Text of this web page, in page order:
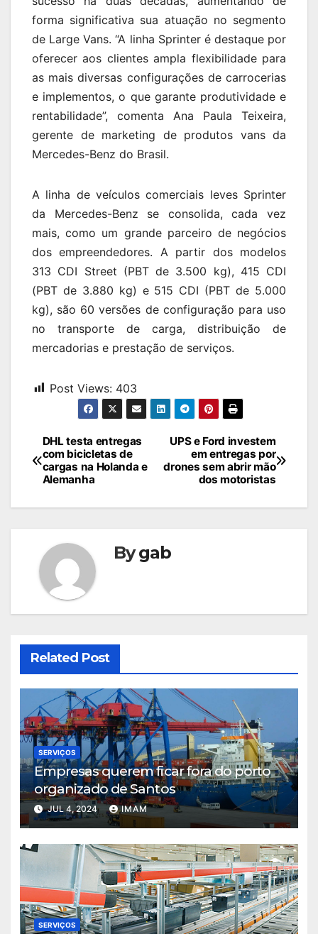
forma significativa sua atuação no segmento
de Large Vans. “A linha Sprinter é destaque por
oferecer aos clientes ampla flexibilidade para
as mais diversas configurações de carrocerias
e implementos, o que garante produtividade e
rentabilidade”, comenta Ana Paula Teixeira,
gerente de marketing de produtos vans da
Mercedes-Benz do Brasil.
A linha de veículos comerciais leves Sprinter
da Mercedes-Benz se consolida, cada vez
mais, como um grande parceiro de negócios
dos empreendedores. A partir dos modelos
313 CDI Street (PBT de 3.500 kg), 415 CDI
(PBT de 3.880 kg) e 515 CDI (PBT de 5.000
kg), são 60 versões de configuração para uso
no transporte de carga, distribuição de
mercadorias e prestação de serviços.
Post Views: 403
Navegação
de
Post
UPS e Ford investem
em entregas por
drones sem abrir mão
dos motoristas
DHL testa entregas
com bicicletas de
cargas na Holanda e
Alemanha
Bygab
Related Post
SERVIÇOS
Empresas querem ficar fora do porto
organizado de Santos
JUL 4, 2024 IMAM
SERVIÇOS